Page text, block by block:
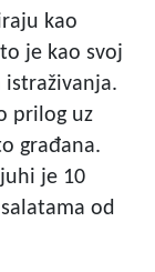
kao
je kao svoj
prilog uz
građana.
je 10
od